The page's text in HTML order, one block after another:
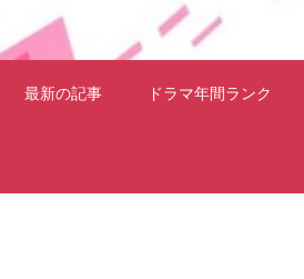
最新の記事 ドラマ年間ランク